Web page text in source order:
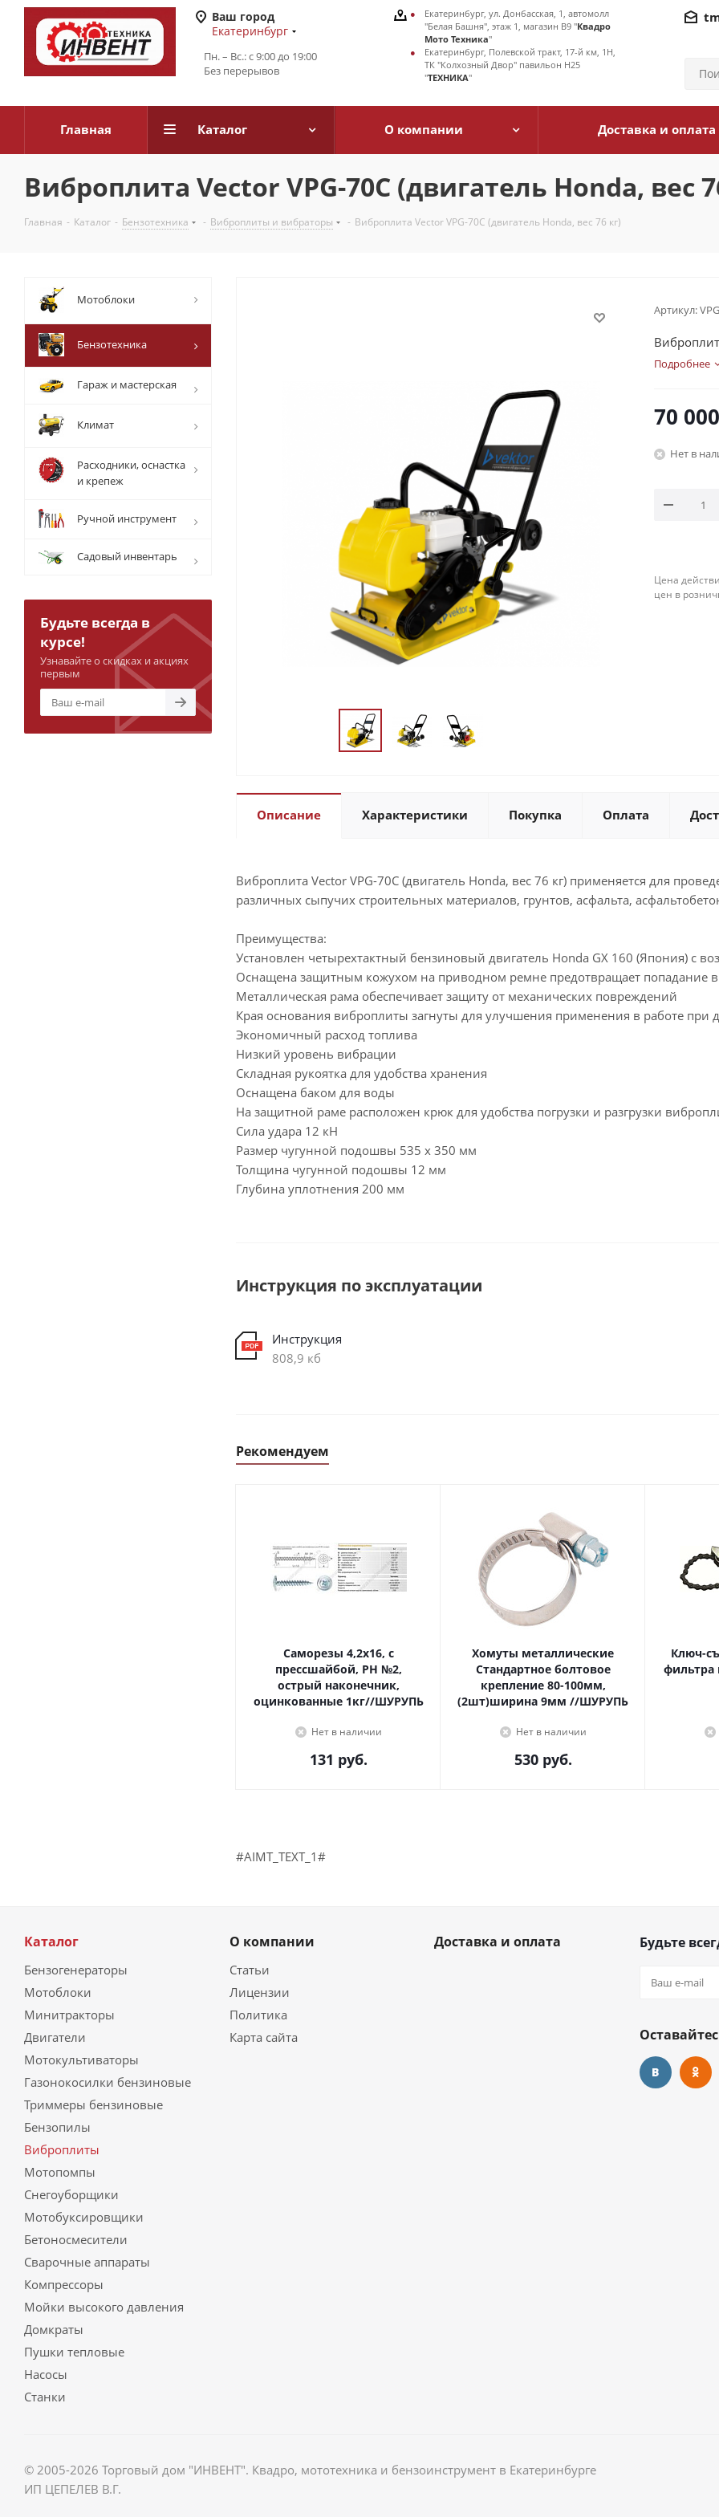
Ваш город
Екатеринбург
Пн. – Вс.: с 9:00 до 19:00
Без перерывов
Екатеринбург, ул. Донбасская, 1, автомолл
"Белая Башня", этаж 1, магазин В9 "Квадро
Мото Техника"
Екатеринбург, Полевской тракт, 17-й км, 1Н,
ТК "Колхозный Двор" павильон Н25
"ТЕХНИКА"
Главная Каталог О компании Доставка и оплата
Виброплита Vector VPG-70С (двигатель Honda, вес
Главная - Каталог - Бензотехника - Виброплиты и вибраторы - Виброплита Vector VPG-70С (двигатель Honda, вес 76 кг)
Артикул:
Подробнее
70 000
Нет в
Цена
цен в
Описание Характеристики Покупка Оплата
Виброплита Vector VPG-70С (двигатель Honda, вес 76 кг) применяется для
различных сыпучих строительных материалов, грунтов, асфальта,
Преимущества:
Установлен четырехтактный бензиновый двигатель Honda GX 160 (Япония) с
Оснащена защитным кожухом на приводном ремне предотвращает попадание
Металлическая рама обеспечивает защиту от механических повреждений
Края основания виброплиты загнуты для улучшения применения в работе
Экономичный расход топлива
Низкий уровень вибрации
Складная рукоятка для удобства хранения
Оснащена баком для воды
На защитной раме расположен крюк для удобства погрузки и разгрузки
Сила удара 12 кН
Размер чугунной подошвы 535 х 350 мм
Толщина чугунной подошвы 12 мм
Глубина уплотнения 200 мм
Инструкция по эксплуатации
Инструкция
808,9 кб
Рекомендуем
Саморезы 4,2х16, с
прессшайбой, PH №2,
острый наконечник,
оцинкованные 1кг//ШУРУПЬ
Нет в наличии
131 руб.
Хомуты металлические
Стандартное болтовое
крепление 80-100мм,
(2шт)ширина 9мм //ШУРУПЬ
Нет в наличии
530руб.
Ключ-
фильтра
#AIMT_TEXT_1#
Мотоблоки
Бензотехника
Гараж и мастерская
Климат
Расходники, оснастка
и крепеж
Ручной инструмент
Садовый инвентарь
Будьте всегда в
курсе!
Узнавайте о скидках и акциях
первым
Каталог
Бензогенераторы
Мотоблоки
Минитракторы
Двигатели
Мотокультиваторы
Газонокосилки бензиновые
Триммеры бензиновые
Бензопилы
Виброплиты
Мотопомпы
Снегоуборщики
Мотобуксировщики
Бетоносмесители
Сварочные аппараты
Компрессоры
Мойки высокого давления
Домкраты
Пушки тепловые
Насосы
Станки
О компании
Статьи
Лицензии
Политика
Карта сайта
Доставка и оплата Будьте
© 2005-2026 Торговый дом "ИНВЕНТ". Квадро, мототехника и бензоинструмент в Екатеринбурге
ИП ЦЕПЕЛЕВ В.Г.